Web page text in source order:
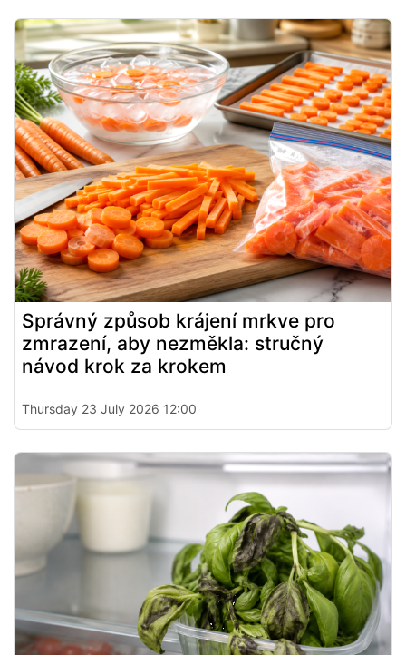
Správný způsob krájení mrkve pro
zmrazení, aby nezměkla: stručný
návod krok za krokem
Thursday 23 July 2026 12:00